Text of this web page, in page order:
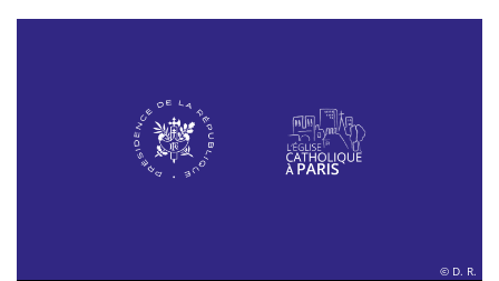
© D. R.